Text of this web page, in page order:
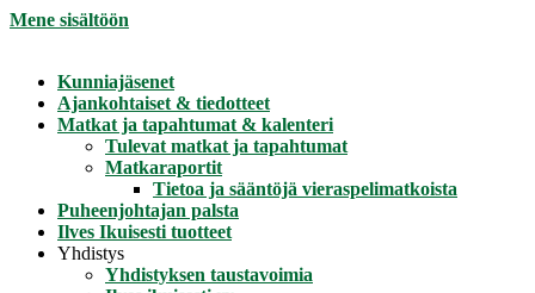
Mene sisältöön
Kunniajäsenet
Ajankohtaiset & tiedotteet
Matkat ja tapahtumat & kalenteri
Tulevat matkat ja tapahtumat
Matkaraportit
Tietoa ja sääntöjä vieraspelimatkoista
Puheenjohtajan palsta
Ilves Ikuisesti tuotteet
Yhdistys
Yhdistyksen taustavoimia